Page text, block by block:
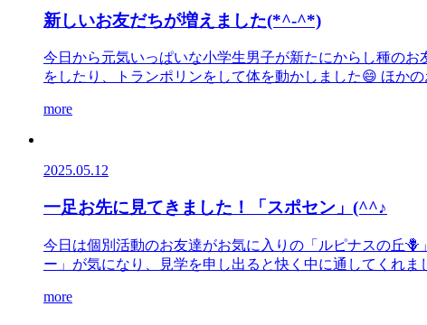
新しいお友だちが増えました(*^-^*)
今日から元気いっぱいな小学生男子が新たにからし種の
をしたり、トランポリンをして体を動かしました😄 ほか
more
2025.05.12
一足お先に見てきました！「スポセン」(^^♪
今日は個別活動のお友達がお気に入りの「ルピナスの丘
ー」が気になり、見学を申し出ると快く中に通してくれ
more